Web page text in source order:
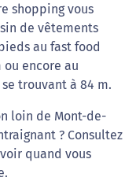
shopping vous
de vêtements
au fast food
encore au
trouvant à 84 m.
loin de Mont-de-
? Consultez
quand vous